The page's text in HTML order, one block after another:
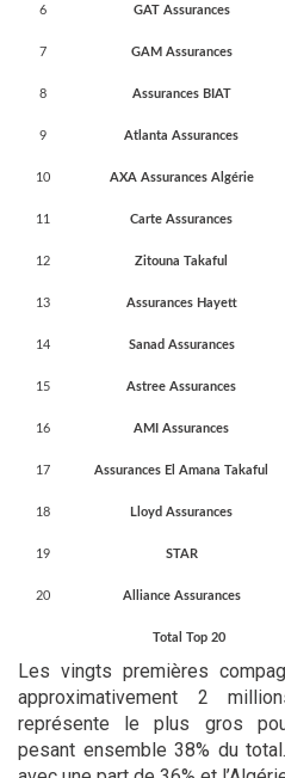
6 GAT Assurances
7 GAM Assurances
8 Assurances BIAT
9 Atlanta Assurances
10 AXA Assurances Algérie
11 Carte Assurances
12 Zitouna Takaful
13 Assurances Hayett
14 Sanad Assurances
15 Astree Assurances
16 AMI Assurances
17 Assurances El Amana Takaful
18 Lloyd Assurances
19 STAR
20 Alliance Assurances
Total Top 20
Les vingts premières
approximativement 2
représente le plus gros
pesant ensemble 38% du